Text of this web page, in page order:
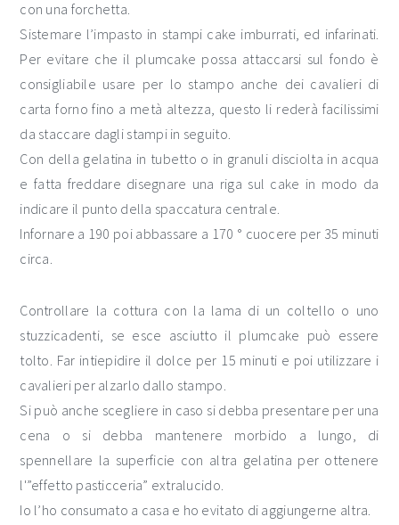
con una forchetta.
Sistemare l’impasto in stampi cake imburrati, ed infarinati.
Per evitare che il plumcake possa attaccarsi sul fondo è
consigliabile usare per lo stampo anche dei cavalieri di
carta forno fino a metà altezza, questo li rederà facilissimi
da staccare dagli stampi in seguito.
Con della gelatina in tubetto o in granuli disciolta in acqua
e fatta freddare disegnare una riga sul cake in modo da
indicare il punto della spaccatura centrale.
Infornare a 190 poi abbassare a 170 ° cuocere per 35 minuti
circa.
Controllare la cottura con la lama di un coltello o uno
stuzzicadenti, se esce asciutto il plumcake può essere
tolto. Far intiepidire il dolce per 15 minuti e poi utilizzare i
cavalieri per alzarlo dallo stampo.
Si può anche scegliere in caso si debba presentare per una
cena o si debba mantenere morbido a lungo, di
spennellare la superficie con altra gelatina per ottenere
l'”effetto pasticceria” extralucido.
Io l’ho consumato a casa e ho evitato di aggiungerne altra.